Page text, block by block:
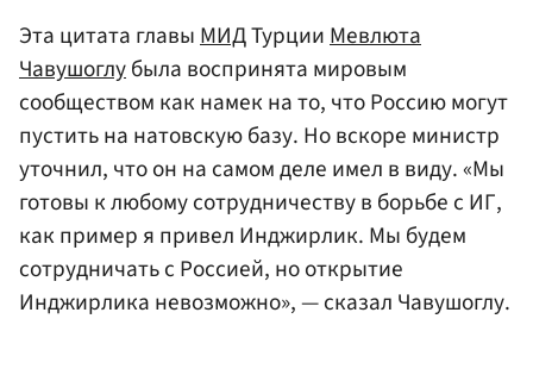
Эта цитата главыМИДТурцииМевлюта
Чавушоглубыла воспринята мировым
сообществом как намек на то, что Россию могут
пустить на натовскую базу. Но вскоре министр
уточнил, что он на самом деле имел в виду. «Мы
готовы к любому сотрудничеству в борьбе с ИГ,
как пример я привел Инджирлик. Мы будем
сотрудничать с Россией, но открытие
Инджирлика невозможно», — сказал Чавушоглу.